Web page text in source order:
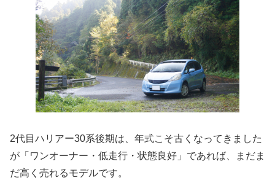
2代目ハリアー30系後期は、年式こそ古くなってきました
が「ワンオーナー・低走行・状態良好」であれば、まだま
だ高く売れるモデルです。